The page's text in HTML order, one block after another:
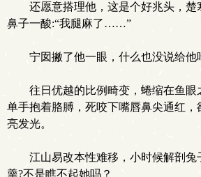
还愿意搭理他，这是个好兆头，楚
鼻子一酸:“我腿麻了……”
宁囡撇了他一眼，什么也没说给他
往日优越的比例畸变，蜷缩在鱼眼
单手抱着胳膊，死咬下嘴唇鼻尖通红，
亮发光。
江山易改本性难移，小时候解剖兔
羹?不是瞧不起她吗？